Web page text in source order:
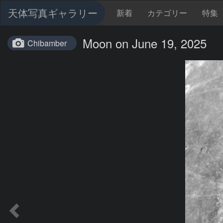
天体写真ギャラリー 新着 カテゴリー 特集
Chibamber Moon on June 19, 2025